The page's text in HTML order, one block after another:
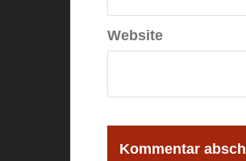
Website